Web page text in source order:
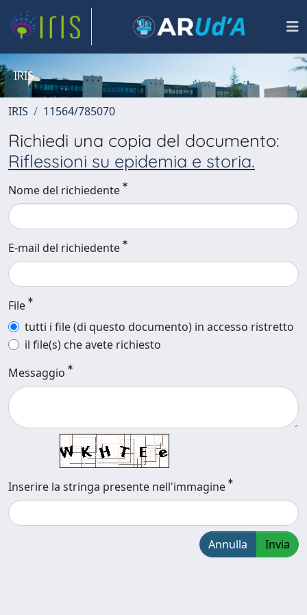
IRIS
IRIS 11564/785070
Richiedi una copia del documento:
Riflessioni su epidemia e storia.
Nome del richiedente
E-mail del richiedente
File
tutti i file (di questo documento) in accesso ristretto
il file(s) che avete richiesto
Messaggio
Inserire la stringa presente nell'immagine
Annulla Invia